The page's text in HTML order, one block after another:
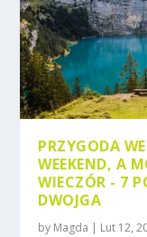
PRZYGODA
WEEKEND, A
WIECZÓR - 7
DWOJGA
by Magda | Lut 12,